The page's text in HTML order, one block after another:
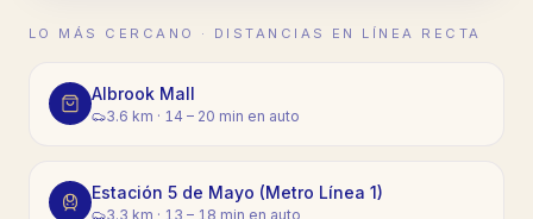
LO MÁS CERCANO · DISTANCIAS EN LÍNEA RECTA
Albrook Mall
3.6 km · 14 – 20 min en auto
Estación 5 de Mayo (Metro Línea 1)
3.3 km · 13 – 18 min en auto